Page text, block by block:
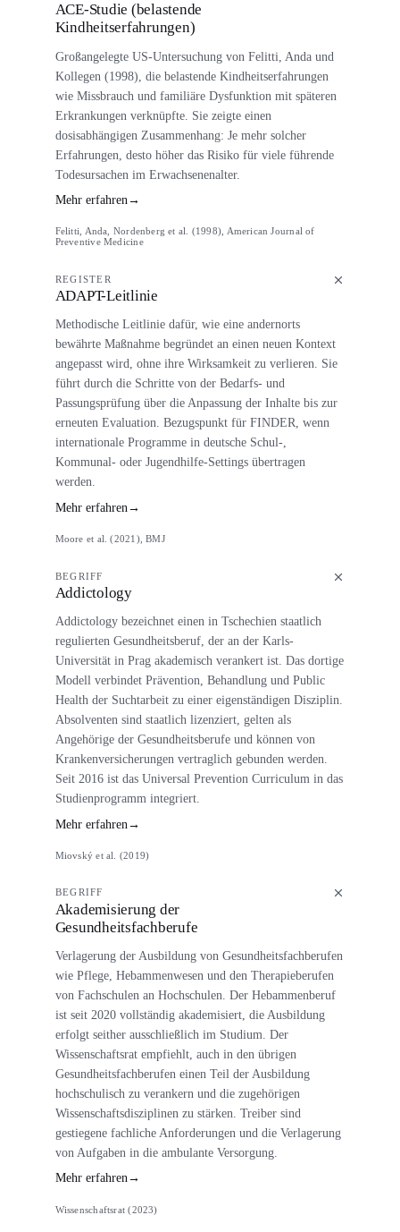
ACE-Studie (belastende
Kindheitserfahrungen)
Großangelegte US-Untersuchung von Felitti, Anda und
Kollegen (1998), die belastende Kindheitserfahrungen
wie Missbrauch und familiäre Dysfunktion mit späteren
Erkrankungen verknüpfte. Sie zeigte einen
dosisabhängigen Zusammenhang: Je mehr solcher
Erfahrungen, desto höher das Risiko für viele führende
Todesursachen im Erwachsenenalter.
Mehr erfahren→
Felitti, Anda, Nordenberg et al. (1998), American Journal of
Preventive Medicine
REGISTER
ADAPT-Leitlinie
Methodische Leitlinie dafür, wie eine andernorts
bewährte Maßnahme begründet an einen neuen Kontext
angepasst wird, ohne ihre Wirksamkeit zu verlieren. Sie
führt durch die Schritte von der Bedarfs- und
Passungsprüfung über die Anpassung der Inhalte bis zur
erneuten Evaluation. Bezugspunkt für FINDER, wenn
internationale Programme in deutsche Schul-,
Kommunal- oder Jugendhilfe-Settings übertragen
werden.
Mehr erfahren →
Moore et al. (2021), BMJ
BEGRIFF
Addictology
Addictology bezeichnet einen in Tschechien staatlich
regulierten Gesundheitsberuf, der an der Karls-
Universität in Prag akademisch verankert ist. Das dortige
Modell verbindet Prävention, Behandlung und Public
Health der Suchtarbeit zu einer eigenständigen Disziplin.
Absolventen sind staatlich lizenziert, gelten als
Angehörige der Gesundheitsberufe und können von
Krankenversicherungen vertraglich gebunden werden.
Seit 2016 ist das Universal Prevention Curriculum in das
Studienprogramm integriert.
Mehr erfahren →
Miovský et al. (2019)
BEGRIFF
Akademisierung der
Gesundheitsfachberufe
Verlagerung der Ausbildung von Gesundheitsfachberufen
wie Pflege, Hebammenwesen und den Therapieberufen
von Fachschulen an Hochschulen. Der Hebammenberuf
ist seit 2020 vollständig akademisiert, die Ausbildung
erfolgt seither ausschließlich im Studium. Der
Wissenschaftsrat empfiehlt, auch in den übrigen
Gesundheitsfachberufen einen Teil der Ausbildung
hochschulisch zu verankern und die zugehörigen
Wissenschaftsdisziplinen zu stärken. Treiber sind
gestiegene fachliche Anforderungen und die Verlagerung
von Aufgaben in die ambulante Versorgung.
Mehr erfahren→
Wissenschaftsrat (2023)